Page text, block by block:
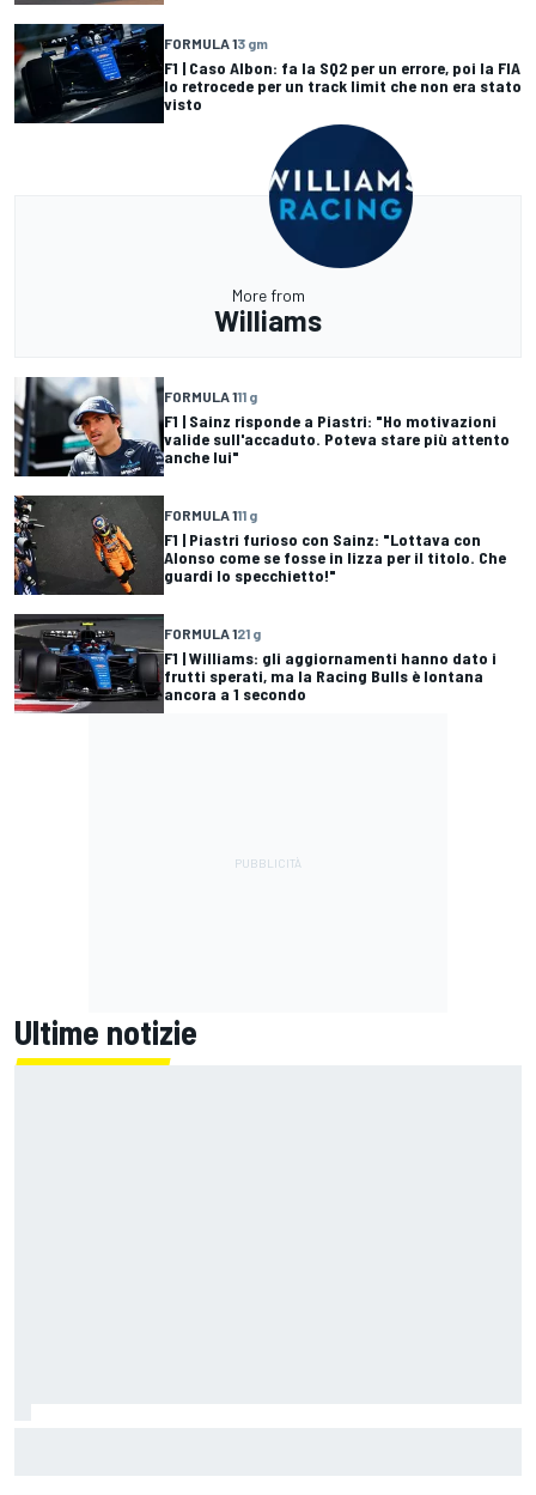
FORMULA 13 gm
F1 | Caso Albon: fa la SQ2 per un errore, poi la FIA
lo retrocede per un track limit che non era stato
visto
More from
Williams
FORMULA 111 g
F1 | Sainz risponde a Piastri: "Ho motivazioni
valide sull'accaduto. Poteva stare più attento
anche lui"
FORMULA 111 g
F1 | Piastri furioso con Sainz: "Lottava con
Alonso come se fosse in lizza per il titolo. Che
guardi lo specchietto!"
FORMULA 121 g
F1 | Williams: gli aggiornamenti hanno dato i
frutti sperati, ma la Racing Bulls è lontana
ancora a 1 secondo
Ultime notizie